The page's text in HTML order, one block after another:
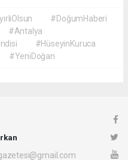
#DoğumHaberi
#Antalya
#HüseyinKuruca
#YeniDoğan